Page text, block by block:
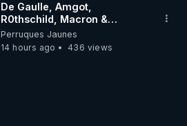
De Gaulle, Amgot,
R0thschild, Macron &
Pompidou… Macron Claude
Janvier, GPTV, 18 X 2024
Perruques Jaunes
14 hours ago
436 views